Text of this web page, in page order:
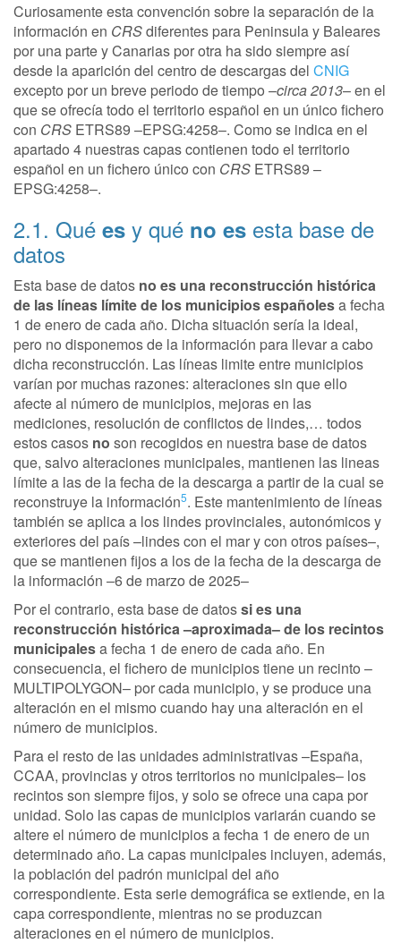
Curiosamente esta convención sobre la separación de la
información en CRSdiferentes para Peninsula y Baleares
por una parte y Canarias por otra ha sido siempre así
desde la aparición del centro de descargas del CNIG
excepto por un breve periodo de tiempo –circa 2013– en el
que se ofrecía todo el territorio español en un único fichero
con CRS ETRS89 –EPSG:4258–. Como se indica en el
apartado 4 nuestras capas contienen todo el territorio
español en un fichero único con CRS ETRS89 –
EPSG:4258–.
2.1. Qué es y qué no es esta base de
datos
Esta base de datos no es una reconstrucción histórica
de las líneas límite de los municipios españolesa fecha
1 de enero de cada año. Dicha situación sería la ideal,
pero no disponemos de la información para llevar a cabo
dicha reconstrucción. Las líneas limite entre municipios
varían por muchas razones: alteraciones sin que ello
afecte al número de municipios, mejoras en las
mediciones, resolución de conflictos de lindes,… todos
estos casos no son recogidos en nuestra base de datos
que, salvo alteraciones municipales, mantienen las lineas
límite a las de la fecha de la descarga a partir de la cual se
reconstruye la información5. Este mantenimiento de líneas
también se aplica a los lindes provinciales, autonómicos y
exteriores del país –lindes con el mar y con otros países–,
que se mantienen fijos a los de la fecha de la descarga de
la información –6 de marzo de 2025–
Por el contrario, esta base de datossi es una
reconstrucción histórica –aproximada– de los recintos
municipalesa fecha 1 de enero de cada año. En
consecuencia, el fichero de municipios tiene un recinto –
MULTIPOLYGON– por cada municipio, y se produce una
alteración en el mismo cuando hay una alteración en el
número de municipios.
Para el resto de las unidades administrativas –España,
CCAA, provincias y otros territorios no municipales– los
recintos son siempre fijos, y solo se ofrece una capa por
unidad. Solo las capas de municipios variarán cuando se
altere el número de municipios a fecha 1 de enero de un
determinado año. La capas municipales incluyen, además,
la población del padrón municipal del año
correspondiente. Esta serie demográfica se extiende, en la
capa correspondiente, mientras no se produzcan
alteraciones en el número de municipios.